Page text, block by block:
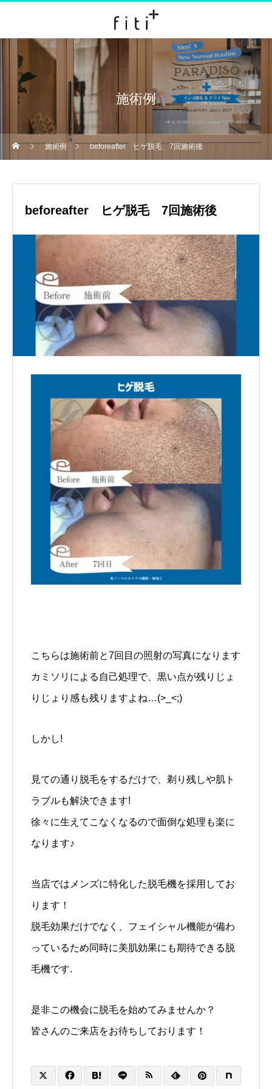
施術例
施術例 beforeafter ヒゲ脱毛 7回施術後
beforeafter ヒゲ脱毛 7回施術後
こちらは施術前と7回目の照射の写真になります
カミソリによる自己処理で、黒い点が残りじょ
りじょり感も残りますよね…(>_<;)
しかし!
見ての通り脱毛をするだけで、剃り残しや肌ト
ラブルも解決できます!
徐々に生えてこなくなるので面倒な処理も楽に
なります♪
当店ではメンズに特化した脱毛機を採用してお
ります！
脱毛効果だけでなく、フェイシャル機能が備わ
っているため同時に美肌効果にも期待できる脱
毛機です.
是非この機会に脱毛を始めてみませんか？
皆さんのご来店をお待ちしております！